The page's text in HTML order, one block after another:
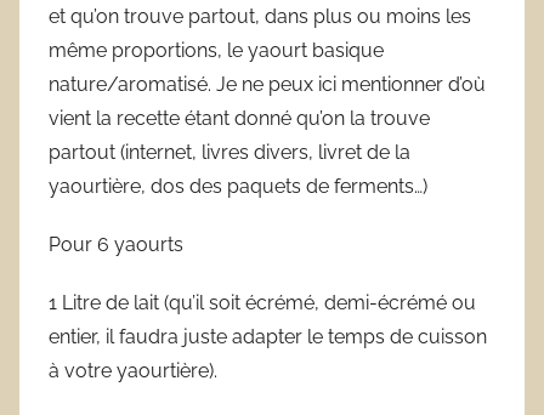
et qu’on trouve partout, dans plus ou moins les
même proportions, le yaourt basique
nature/aromatisé. Je ne peux ici mentionner d’où
vient la recette étant donné qu’on la trouve
partout (internet, livres divers, livret de la
yaourtière, dos des paquets de ferments…)
Pour 6 yaourts
1 Litre de lait (qu’il soit écrémé, demi-écrémé ou
entier, il faudra juste adapter le temps de cuisson
à votre yaourtière).